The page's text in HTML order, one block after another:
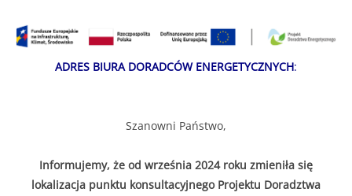
ADRES BIURA DORADCÓW ENERGETYCZNYCH:
Szanowni Państwo,
Informujemy, że od września 2024 roku zmieniła się
lokalizacja punktu konsultacyjnego Projektu Doradztwa